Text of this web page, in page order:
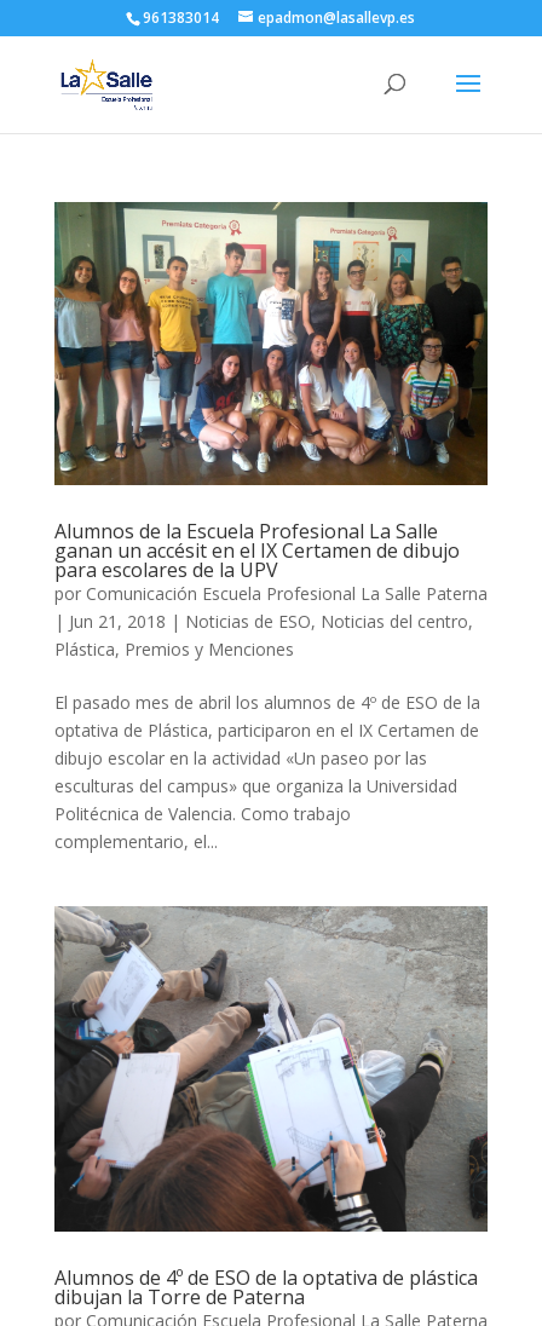
961383014 epadmon@lasallevp.es
Alumnos de la Escuela Profesional La Salle
ganan un accésit en el IX Certamen de dibujo
para escolares de la UPV
por Comunicación Escuela Profesional La Salle Paterna
| Jun 21, 2018 | Noticias de ESO, Noticias del centro,
Plástica, Premios y Menciones
El pasado mes de abril los alumnos de 4º de ESO de la
optativa de Plástica, participaron en el IX Certamen de
dibujo escolar en la actividad «Un paseo por las
esculturas del campus» que organiza la Universidad
Politécnica de Valencia. Como trabajo
complementario, el...
Alumnos de 4º de ESO de la optativa de plástica
dibujan la Torre de Paterna
por Comunicación Escuela Profesional La Salle Paterna